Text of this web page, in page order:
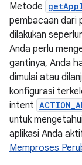
Metode
pembacaan dari
dilakukan
Anda perlu
gantinya, Anda
dimulai atau
konfigurasi
intent
untuk
aplikasi Anda
Memproses